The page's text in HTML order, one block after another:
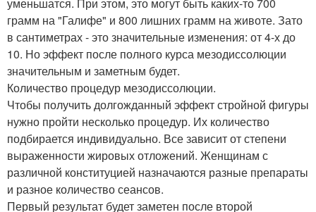
грамм на "Галифе" и 800 лишних грамм на животе. Зато
в сантиметрах - это значительные изменения: от 4-х до
10. Но эффект после полного курса мезодиссолюции
значительным и заметным будет.
Количество процедур мезодиссолюции.
Чтобы получить долгожданный эффект стройной фигуры
нужно пройти несколько процедур. Их количество
подбирается индивидуально. Все зависит от степени
выраженности жировых отложений. Женщинам с
различной конституцией назначаются разные препараты
и разное количество сеансов.
Первый результат будет заметен после второй